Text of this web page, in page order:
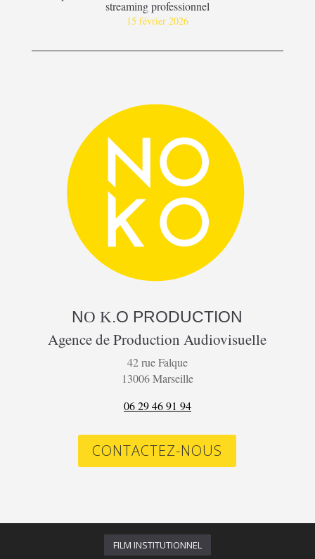
streaming professionnel
15 février 2026
NO K.O PRODUCTION
Agence de Production Audiovisuelle
42 rue Falque
13006 Marseille
06 29 46 91 94
CONTACTEZ-NOUS
FILM INSTITUTIONNEL